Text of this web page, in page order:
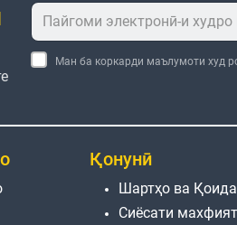
Ман ба коркарди маълумоти худ
Қонунӣ
Шартҳо ва
Сиёсати махфият